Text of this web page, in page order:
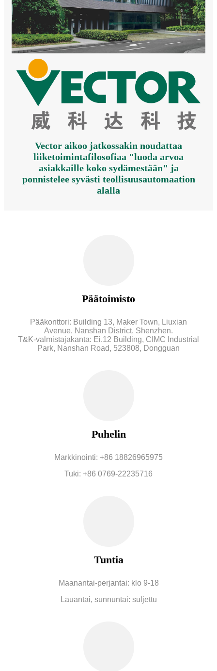
Vector aikoo jatkossakin noudattaa
liiketoimintafilosofiaa "luoda arvoa
asiakkaille koko sydämestään" ja
ponnistelee syvästi teollisuusautomaation
alalla
Päätoimisto
Pääkonttori: Building 13, Maker Town, Liuxian
Avenue, Nanshan District, Shenzhen.
T&K-valmistajakanta: Ei.12 Building, CIMC Industrial
Park, Nanshan Road, 523808, Dongguan
Puhelin
Markkinointi: +86 18826965975
Tuki: +86 0769-22235716
Tuntia
Maanantai-perjantai: klo 9-18
Lauantai, sunnuntai: suljettu